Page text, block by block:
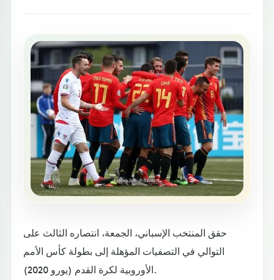
حقق المنتخب الإسباني، الجمعة، انتصاره الثالث على
التوالي في التصفيات المؤهلة إلى بطولة كأس الأمم
الأوروبية لكرة القدم (يورو 2020).